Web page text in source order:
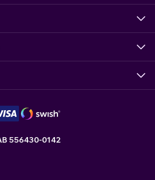
556430-0142